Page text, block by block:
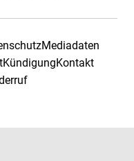
Mediadaten
KündigungKontakt